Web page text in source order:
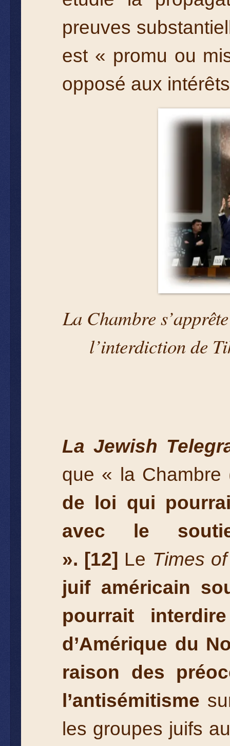
preuves
est « promu ou
opposé aux
La Chambre
l’interdiction de
La Jewish
que « la Chambre
de loi qui
avec le
». [12] Le Times
juif américain
pourrait
d’Amérique du
raison des
l’antisémitisme
les groupes juifs